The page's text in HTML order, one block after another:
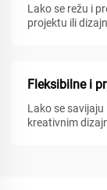
Lako se režu i
projektu ili
Fleksibilne i
Lako se
kreativnim